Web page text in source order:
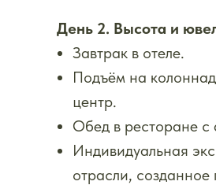
День 2. Высота и
Завтрак в отеле.
Подъём на
центр.
Обед в ресторане с
Индивидуальная
отрасли,